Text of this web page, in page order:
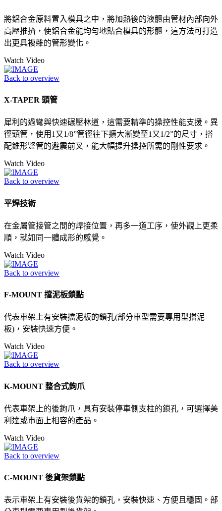
將鋁合金原料置入模具之中，將加熱後的液體由管材內部向外
高壓推擠，使鋁合金能均勻地貼合模具的形體，這方法可打造
出更具複雜的管形變化。
Watch Video
Back to overview
X-TAPER 頭管
犀利的過彎與快速碾壓林道，這需要精準的操控性能支援。異
徑頭管，使用1又1/8”管徑往下擴大漸變至1又1/2”的尺寸，搭
配錐形豎管的避震前叉，能大幅提升操控所需的剛性要求。
Watch Video
Back to overview
平焊技術
在金屬管接管之間的焊接位置，再多一道工序，使外觀上更柔
順，就如同一體成形的感覺。
Watch Video
Back to overview
F-MOUNT 擋泥板鎖點
代表車架上有安裝擋泥板的鎖孔(部分車型需要專用型擋泥
板)，安裝快速方便。
Watch Video
Back to overview
K-MOUNT 整合式鉤爪
代表車架上的後鉤爪，具有安裝停車側支柱的鎖孔，可選擇美
利達或市面上相容的產品。
Watch Video
Back to overview
C-MOUNT 後貨架鎖點
表示車架上有安裝後貨架的鎖孔，安裝快速、方便且穩固。部